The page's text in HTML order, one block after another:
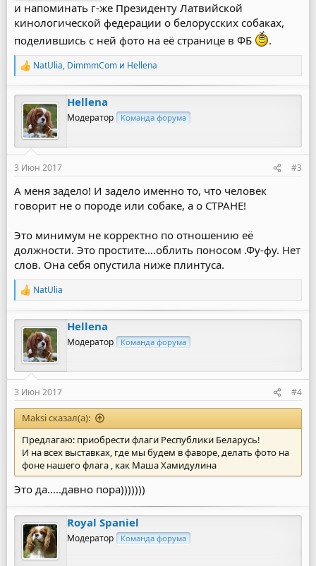
и напоминать г-же Президенту Латвийской
кинологической федерации о белорусских собаках,
поделившись с ней фото на её странице в ФБ
.
Р
а
к
ц
и
и
:
NatUlia, DimmmCom и Hellena
Hellena
Модератор Команда форума
3 Июн 2017 #3
А меня задело! И задело именно то, что человек
говорит не о породе или собаке, а о СТРАНЕ!
Это минимум не корректно по отношению её
должности. Это простите….облить поносом .Фу-фу. Нет
слов. Она себя опустила ниже плинтуса.
Р
а
к
ц
и
и
:
NatUlia
Hellena
Модератор Команда форума
3 Июн 2017 #4
Maksi сказал(а):
Предлагаю: приобрести флаги Республики Беларусь!
И на всех выставках, где мы будем в фаворе, делать фото на
фоне нашего флага , как Маша Хамидулина
Это да.....давно пора)))))))
Royal Spaniel
Модератор Команда форума